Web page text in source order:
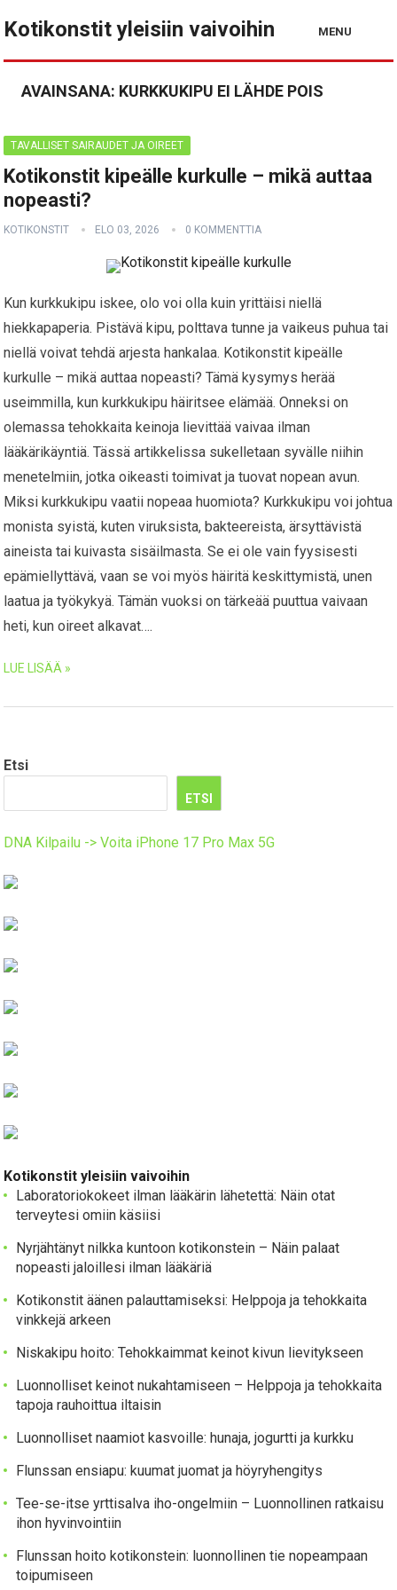
Kotikonstit yleisiin vaivoihin MENU
AVAINSANA: KURKKUKIPU EI LÄHDE POIS
TAVALLISET SAIRAUDET JA OIREET
Kotikonstit kipeälle kurkulle – mikä auttaa
nopeasti?
KOTIKONSTIT ELO 03, 2026 0 KOMMENTTIA
Kun kurkkukipu iskee, olo voi olla kuin yrittäisi niellä
hiekkapaperia. Pistävä kipu, polttava tunne ja vaikeus puhua tai
niellä voivat tehdä arjesta hankalaa. Kotikonstit kipeälle
kurkulle – mikä auttaa nopeasti? Tämä kysymys herää
useimmilla, kun kurkkukipu häiritsee elämää. Onneksi on
olemassa tehokkaita keinoja lievittää vaivaa ilman
lääkärikäyntiä. Tässä artikkelissa sukelletaan syvälle niihin
menetelmiin, jotka oikeasti toimivat ja tuovat nopean avun.
Miksi kurkkukipu vaatii nopeaa huomiota? Kurkkukipu voi johtua
monista syistä, kuten viruksista, bakteereista, ärsyttävistä
aineista tai kuivasta sisäilmasta. Se ei ole vain fyysisesti
epämiellyttävä, vaan se voi myös häiritä keskittymistä, unen
laatua ja työkykyä. Tämän vuoksi on tärkeää puuttua vaivaan
heti, kun oireet alkavat….
LUE LISÄÄ »
Etsi
ETSI
DNA Kilpailu -> Voita iPhone 17 Pro Max 5G
Kotikonstit yleisiin vaivoihin
Laboratoriokokeet ilman lääkärin lähetettä: Näin otat
terveytesi omiin käsiisi
Nyrjähtänyt nilkka kuntoon kotikonstein – Näin palaat
nopeasti jaloillesi ilman lääkäriä
Kotikonstit äänen palauttamiseksi: Helppoja ja tehokkaita
vinkkejä arkeen
Niskakipu hoito: Tehokkaimmat keinot kivun lievitykseen
Luonnolliset keinot nukahtamiseen – Helppoja ja tehokkaita
tapoja rauhoittua iltaisin
Luonnolliset naamiot kasvoille: hunaja, jogurtti ja kurkku
Flunssan ensiapu: kuumat juomat ja höyryhengitys
Tee-se-itse yrttisalva iho-ongelmiin – Luonnollinen ratkaisu
ihon hyvinvointiin
Flunssan hoito kotikonstein: luonnollinen tie nopeampaan
toipumiseen